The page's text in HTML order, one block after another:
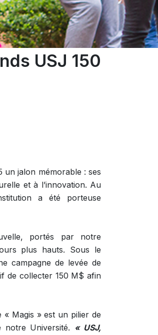
USJ 150
un jalon mémorable : ses
et à l’innovation. Au
a été porteuse
portés par notre
plus hauts. Sous le
campagne de levée de
de collecter 150 M$ afin
« Magis » est un pilier de
Université. « USJ,